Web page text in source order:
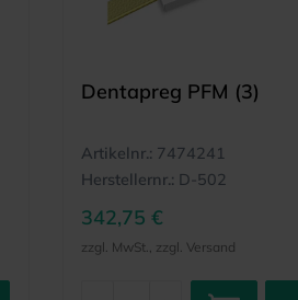
Dentapreg PFM (3)
Artikelnr.: 7474241
Herstellernr.: D-502
342,75 €
zzgl. MwSt., zzgl. Versand